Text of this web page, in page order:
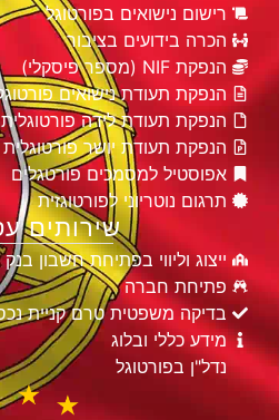
רישום נישואים בפורטוגל
הכרה בידועים בציבור
הנפקת NIF (מספר פיסקלי)
הנפקת תעודת נישואים
הנפקת תעודת לידה פורטוגלית
הנפקת תעודת יושר פורטוגלית
אפוסטיל למסמכים פורטגלים
תרגום נוטריוני לפורטוגזית
שירותים
ייצוג וליווי בפתיחת חשבון בנק
פתיחת חברה
בדיקה משפטית טרם קניית
מידע כללי ובלוג
נדל"ן בפורטוגל